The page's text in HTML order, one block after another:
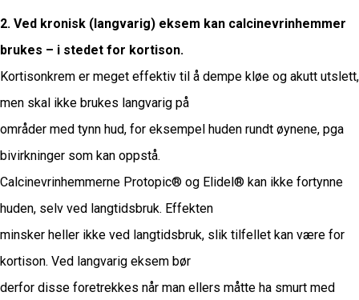
2. Ved kronisk (langvarig) eksem kan calcinevrinhemmer
brukes – i stedet for kortison.
Kortisonkrem er meget effektiv til å dempe kløe og akutt utslett,
men skal ikke brukes langvarig på
områder med tynn hud, for eksempel huden rundt øynene, pga
bivirkninger som kan oppstå.
Calcinevrinhemmerne Protopic® og Elidel® kan ikke fortynne
huden, selv ved langtidsbruk. Effekten
minsker heller ikke ved langtidsbruk, slik tilfellet kan være for
kortison. Ved langvarig eksem bør
derfor disse foretrekkes når man ellers måtte ha smurt med